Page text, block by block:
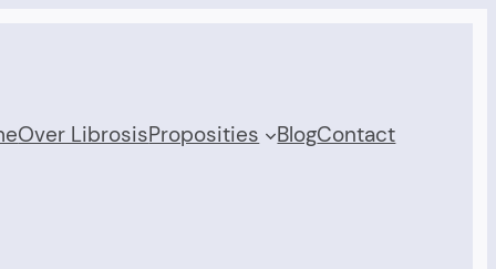
Over LibrosisProposities BlogContact